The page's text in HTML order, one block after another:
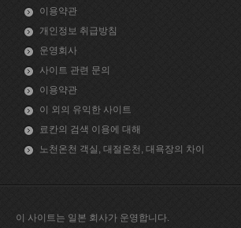
이용약관
개인정보 취급방침
운영회사
사이트 관련 문의
이용약관
이 외의 유익한 사이트
료칸의 검색 이용에 대해
노천온천 객실, 대절온천, 대욕장의 차이
이 사이트는 일본 회사가 운영합니다.